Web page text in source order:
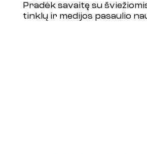
Pradėk savaitę su
tinklų ir medijos pasaulio